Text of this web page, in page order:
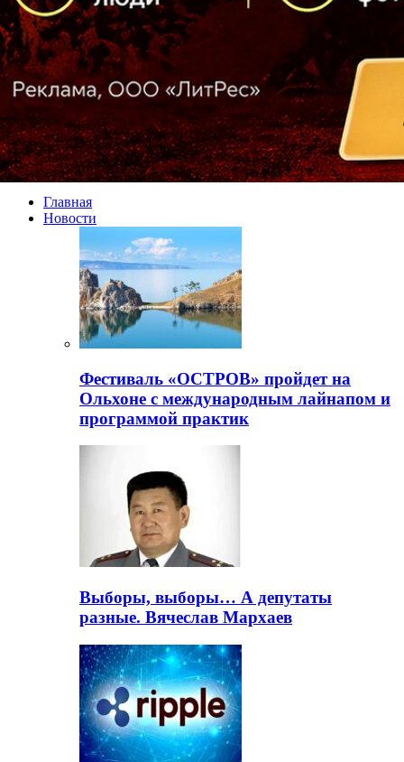
Главная
Новости
Фестиваль «ОСТРОВ» пройдет на
Ольхоне с международным лайнапом и
программой практик
Выборы, выборы… А депутаты
разные. Вячеслав Мархаев